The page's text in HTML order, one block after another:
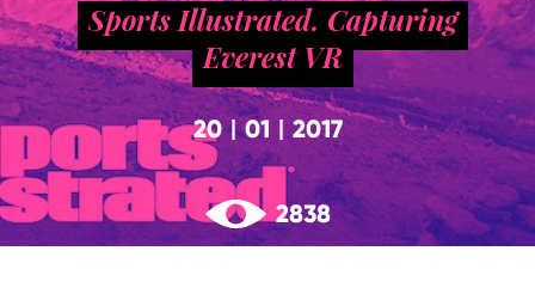
Sports Illustrated. Capturing
Everest VR
20|01 2017
2838